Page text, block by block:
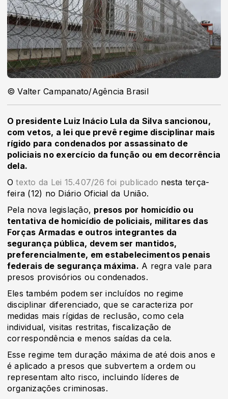
© Valter Campanato/Agência Brasil
O presidente Luiz Inácio Lula da Silva sancionou,
com vetos, a lei que prevê regime disciplinar mais
rígido para condenados por assassinato de
policiais no exercício da função ou em decorrência
dela.
Otexto da Lei 15.407/26 foi publicado nesta terça-
feira (12) no Diário Oficial da União.
Pela nova legislação, presos por homicídio ou
tentativa de homicídio de policiais, militares das
Forças Armadas e outros integrantes da
segurança pública, devem ser mantidos,
preferencialmente, em estabelecimentos penais
federais de segurança máxima. A regra vale para
presos provisórios ou condenados.
Eles também podem ser incluídos no regime
disciplinar diferenciado, que se caracteriza por
medidas mais rígidas de reclusão, como cela
individual, visitas restritas, fiscalização de
correspondência e menos saídas da cela.
Esse regime tem duração máxima de até dois anos e
é aplicado a presos que subvertem a ordem ou
representam alto risco, incluindo líderes de
organizações criminosas.